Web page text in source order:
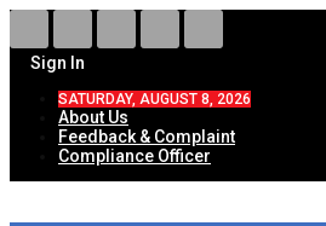
Sign In
SATURDAY, AUGUST 8, 2026
About Us
Feedback & Complaint
Compliance Officer